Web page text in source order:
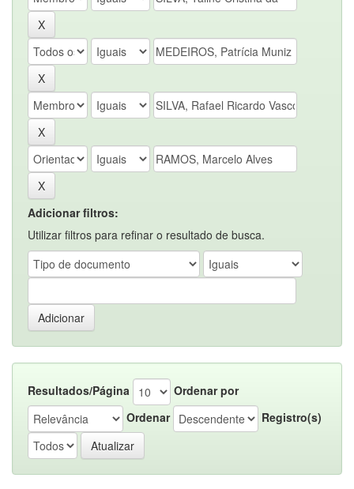
Adicionar filtros:
Utilizar filtros para refinar o resultado de busca.
Resultados/Página
Ordenar por
Ordenar
Registro(s)